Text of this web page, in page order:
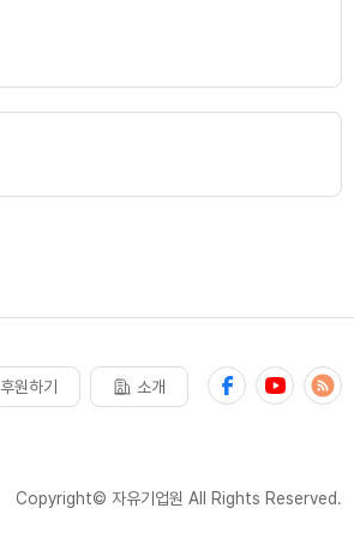
후원하기 소개
Copyright© 자유기업원 All Rights Reserved.